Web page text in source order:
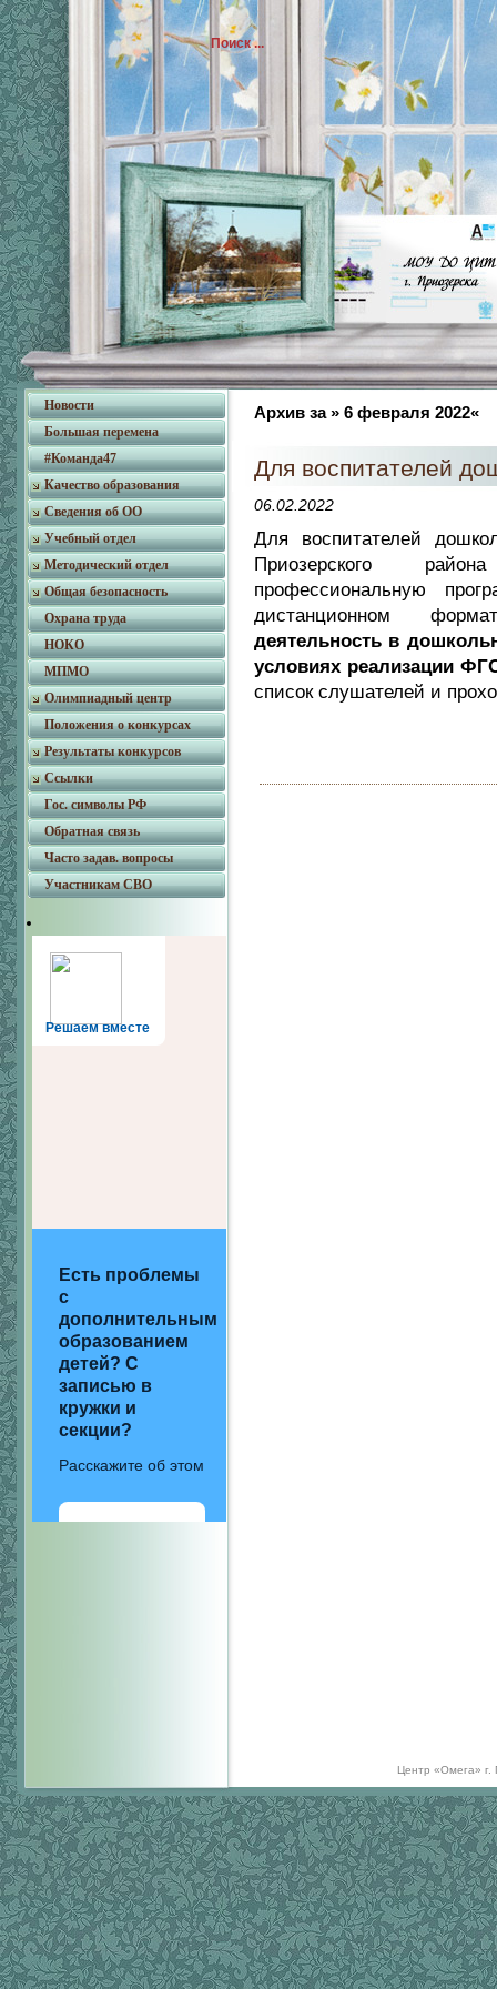
Архив за » 6 февраля 2022«
Для воспитателей
06.02.2022
Для воспитателей
Приозерского
профессиональную
дистанционном
деятельность в
условиях реализации
список слушателей и
Новости
Большая перемена
#Команда47
Качество образования
Сведения об ОО
Учебный отдел
Методический отдел
Общая безопасность
Охрана труда
НОКО
МПМО
Олимпиадный центр
Положения о конкурсах
Результаты конкурсов
Ссылки
Гос. символы РФ
Обратная связь
Часто задав. вопросы
Участникам СВО
Решаем вместе
Есть проблемы
с
дополнительным
образованием
детей? С
записью в
кружки и
секции?
Расскажите об этом
Центр «Омега» г.